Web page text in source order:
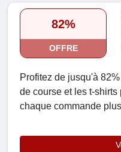
82%
OFFRE
Profitez de jusqu'à
de course et les t-
chaque commande